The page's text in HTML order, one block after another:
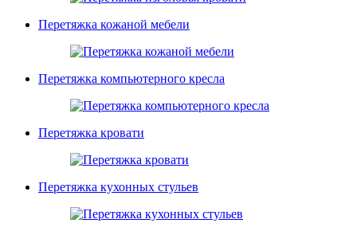
Перетяжка кожаной мебели
Перетяжка компьютерного кресла
Перетяжка кровати
Перетяжка кухонных стульев